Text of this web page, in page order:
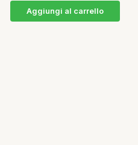
Aggiungi al carrello